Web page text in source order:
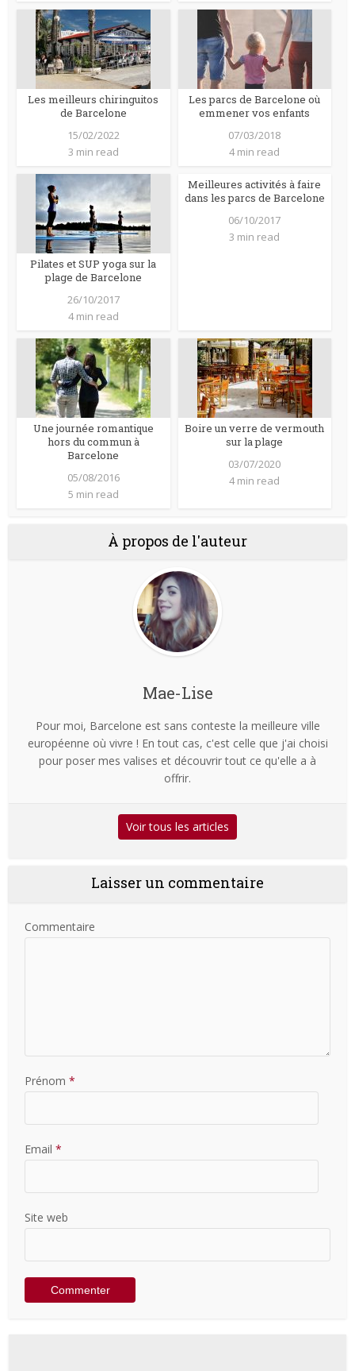
Les meilleurs chiringuitos
de Barcelone
15/02/2022
3 min read
Les parcs de Barcelone où
emmener vos enfants
07/03/2018
4 min read
Pilates et SUP yoga sur la
plage de Barcelone
26/10/2017
4 min read
Meilleures activités à faire
dans les parcs de Barcelone
06/10/2017
3 min read
Une journée romantique
hors du commun à
Barcelone
05/08/2016
5 min read
Boire un verre de vermouth
sur la plage
03/07/2020
4 min read
À propos de l'auteur
Mae-Lise
Pour moi, Barcelone est sans conteste la meilleure ville
européenne où vivre ! En tout cas, c'est celle que j'ai choisi
pour poser mes valises et découvrir tout ce qu'elle a à
offrir.
Voir tous les articles
Laisser un commentaire
Commentaire
Prénom *
Email *
Site web